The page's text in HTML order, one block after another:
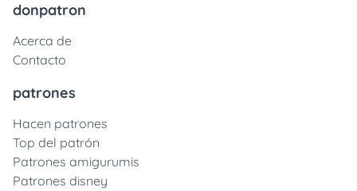
donpatron
Acerca de
Contacto
patrones
Hacen patrones
Top del patrón
Patrones amigurumis
Patrones disney